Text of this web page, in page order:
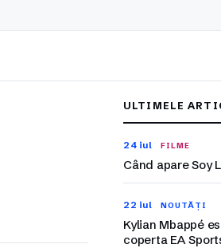
ULTIMELE
24 iul FILME
Când apare Soy
22 iul NOUTĂȚI
Kylian Mbappé
coperta EA